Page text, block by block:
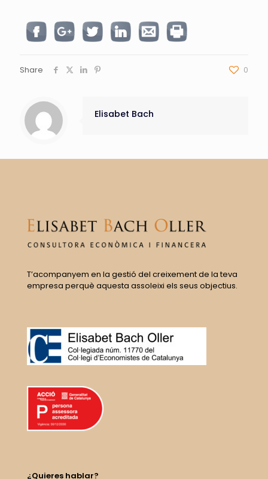
Share 0
Elisabet Bach
T’acompanyem en la gestió del creixement de la teva
empresa perquè aquesta assoleixi els seus objectius.
¿Quieres hablar?